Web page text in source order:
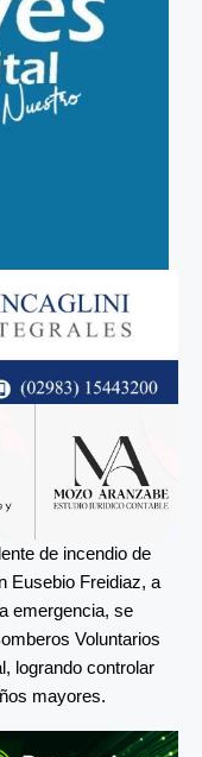
de incendio de
Eusebio Freidiaz, a
emergencia, se
Voluntarios
logrando controlar
mayores.